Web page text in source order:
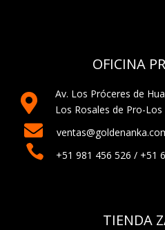
OFICINA
Av. Los Próceres de
Los Rosales de Pro-Los
+51 981 456 526 / +51



TIENDA